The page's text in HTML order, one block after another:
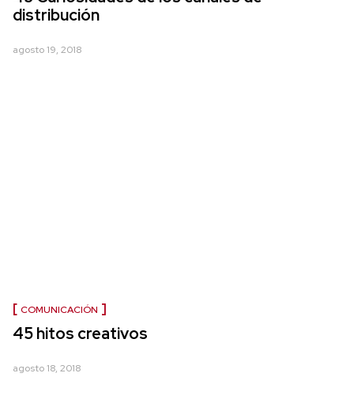
distribución
agosto 19, 2018
COMUNICACIÓN
45 hitos creativos
agosto 18, 2018